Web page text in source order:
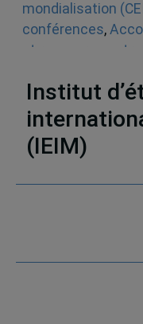
mondialisation
conférences,
et ressources
Institut
(IEIM)